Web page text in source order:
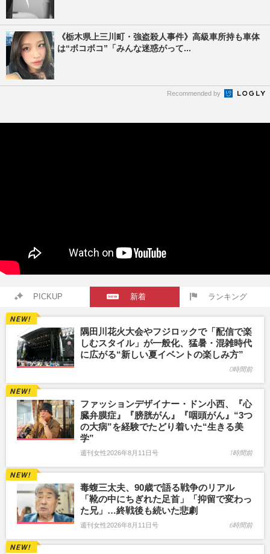
《栃木県上三川町・強盗殺人事件》高級車所持も車体
は“ボコボコ”「みんな迷惑がって...
Recommended by
PICKUP 新着 ランキング
隅田川花火大会やフジロックで「配信で楽
しむスタイル」が一般化、猛暑・混雑時代
に広がる“新しい夏イベントの楽しみ方”
0時間前
ファッションデザイナー・ドン小西、『心
臓弁膜症』『膀胱がん』『咽頭がん』“3つ
の大病”を経験でたどり着いた“生きる美
学”
週刊女性2026年8月11日号 1時間前
毒蝮三太夫、90歳で語る戦争のリアル
「靴の中にちぎれた足首」「抑留で変わっ
た兄」…終戦後も続いた悲劇
週刊女性2026年8月11日号 6時間前